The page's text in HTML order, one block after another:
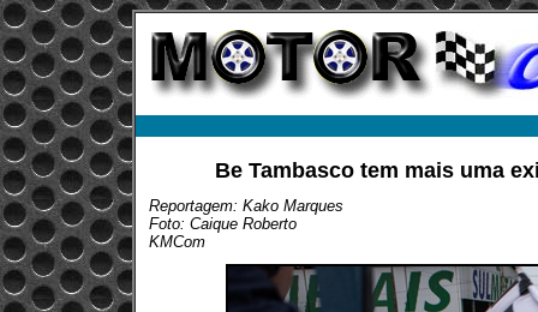
Be Tambasco tem mais uma
Reportagem: Kako Marques
Foto: Caique Roberto
KMCom